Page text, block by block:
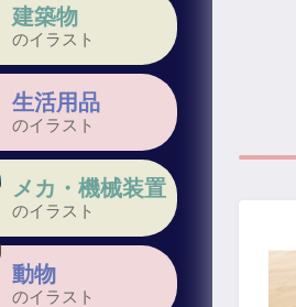
建築物
のイラスト
生活用品
のイラスト
メカ・機械装置
のイラスト
動物
のイラスト